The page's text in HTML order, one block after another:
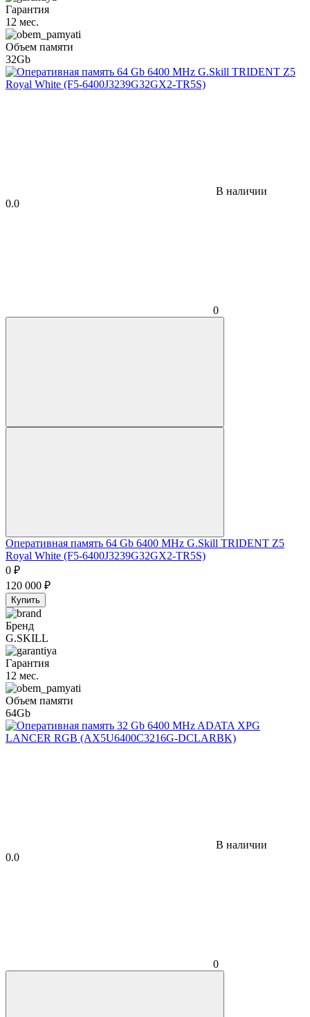
Гарантия
12 мес.
Объем памяти
32Gb
В наличии
0.0
0
Оперативная память 64 Gb 6400 MHz G.Skill TRIDENT Z5
Royal White (F5-6400J3239G32GX2-TR5S)
0 ₽
120 000 ₽
Купить
Бренд
G.SKILL
Гарантия
12 мес.
Объем памяти
64Gb
В наличии
0.0
0